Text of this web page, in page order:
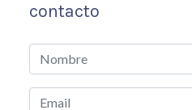
contacto